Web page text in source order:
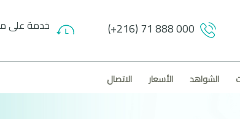
(+216) 71 888 000 خدمة على مدار
الشواهد الأسعار الاتصال